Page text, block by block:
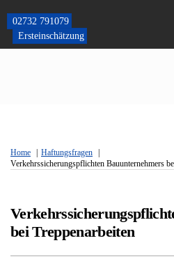
content
02732 791079
Ersteinschätzung
Home
Haftungsfragen
Verkehrssicherungspflichten Bauunternehmers
bei Treppenarbeiten